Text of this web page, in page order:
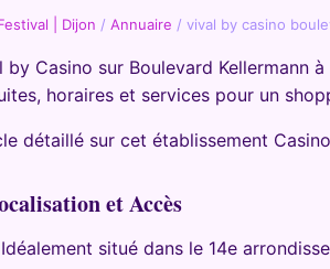
| Dijon / Annuaire / vival by casino
by Casino sur Boulevard Kellermann
horaires et services pour un
détaillé sur cet établissement
et Accès
Idéalement situé dans le 14e